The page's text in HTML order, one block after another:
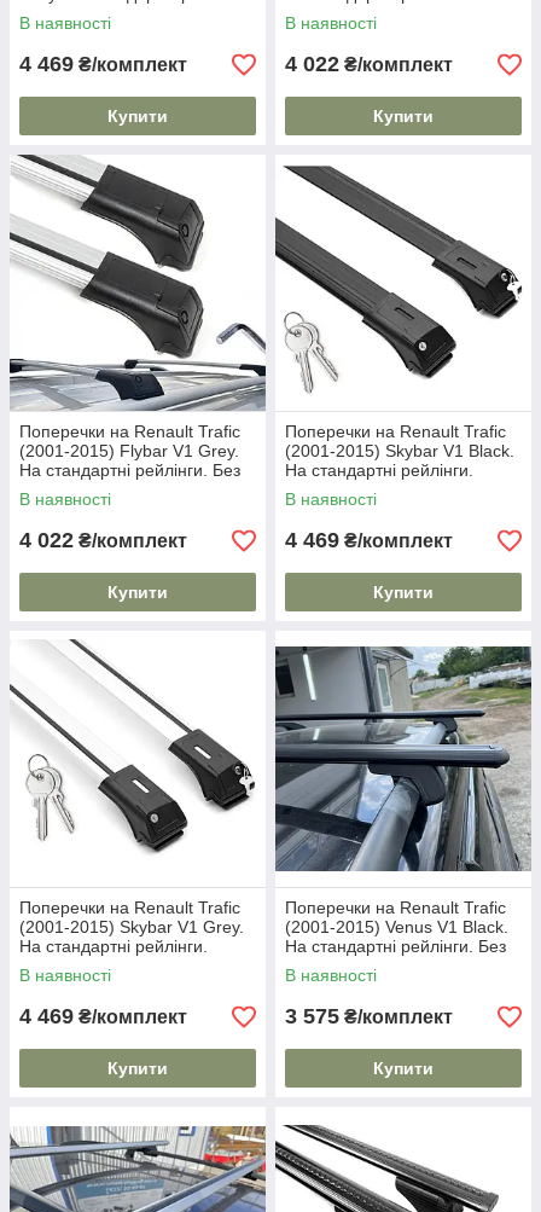
Замок на ключах. Сірі
В наявності
4 469 ₴/комплект
Купити
замка. Чорні
В наявності
4 022 ₴/комплект
Купити
Поперечки на Renault Trafic
(2001-2015) Flybar V1 Grey.
На стандартні рейлінги. Без
замка. Сірі
В наявності
4 022 ₴/комплект
Купити
Поперечки на Renault Trafic
(2001-2015) Skybar V1 Black.
На стандартні рейлінги.
Замок на ключах. Чорні
В наявності
4 469 ₴/комплект
Купити
Поперечки на Renault Trafic
(2001-2015) Skybar V1 Grey.
На стандартні рейлінги.
Замок на ключах. Сірі
В наявності
4 469 ₴/комплект
Купити
Поперечки на Renault Trafic
(2001-2015) Venus V1 Black.
На стандартні рейлінги. Без
замка. Чорні
В наявності
3 575 ₴/комплект
Купити